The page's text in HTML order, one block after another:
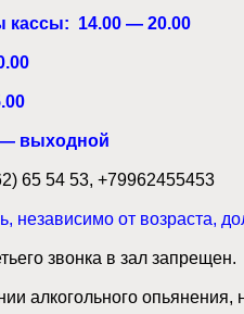
кассы: 14.00 — 20.00
выходной
65 54 53, +79962455453
независимо от возраста,
звонка в зал запрещен.
алкогольного опьянения,